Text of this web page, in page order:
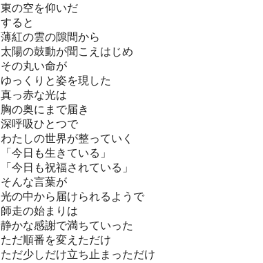
東の空を仰いだ
すると
薄紅の雲の隙間から
太陽の鼓動が聞こえはじめ
その丸い命が
ゆっくりと姿を現した
真っ赤な光は
胸の奥にまで届き
深呼吸ひとつで
わたしの世界が整っていく
「今日も生きている」
「今日も祝福されている」
そんな言葉が
光の中から届けられるようで
師走の始まりは
静かな感謝で満ちていった
ただ順番を変えただけ
ただ少しだけ立ち止まっただけ